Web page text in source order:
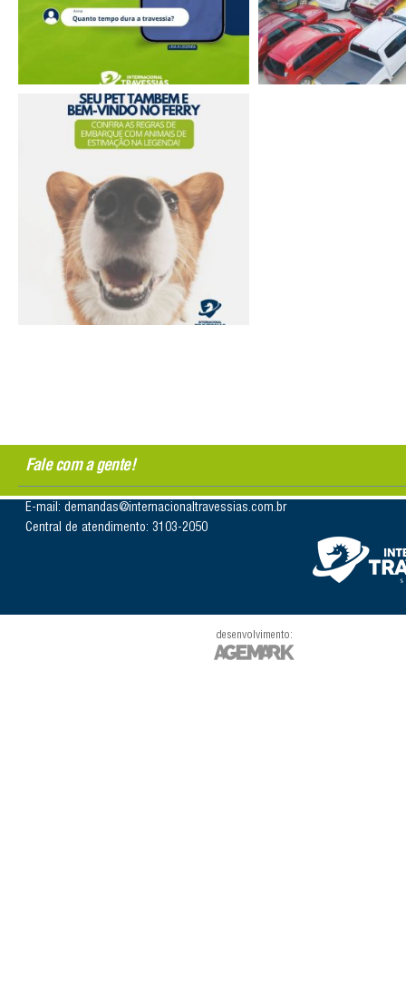
Fale com a gente!
E-mail: demandas@internacionaltravessias.com.br
Central de atendimento: 3103-2050
desenvolvimento: